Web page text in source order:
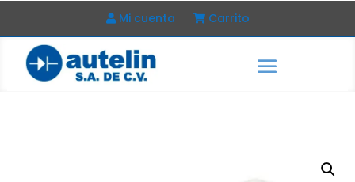
Mi cuenta Carrito